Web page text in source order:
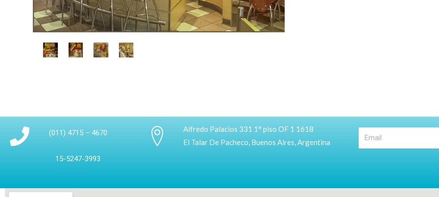
(011) 4715 – 4670
15-5247-3993
Alfredo Palacios 331 1° piso OF 1 1618
El Talar De Pacheco, Buenos Aires, Argentina